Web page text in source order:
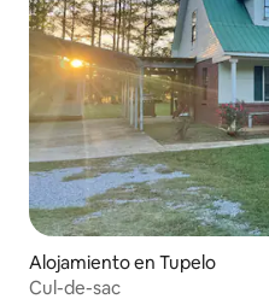
Alojamiento en Tupelo
Cul-de-sac